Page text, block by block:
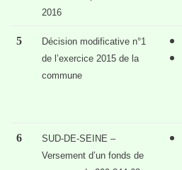
2016
5
Décision modificative n°1
de l’exercice 2015 de la
commune
6
SUD-DE-SEINE –
Versement d’un fonds de